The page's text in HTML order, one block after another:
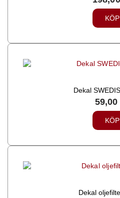
KÖP
Dekal
59,00
KÖP
Dekal